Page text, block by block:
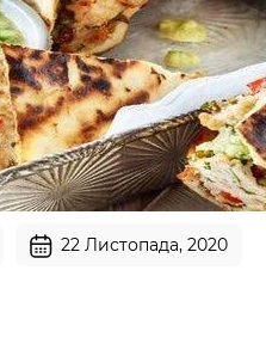
22 Листопада, 2020